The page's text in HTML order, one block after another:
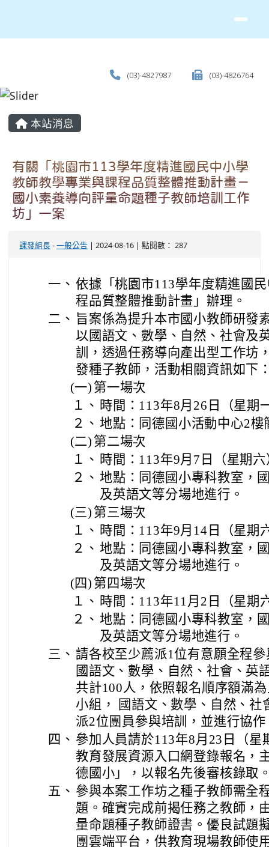
(03)-4827987 (03)-4826764
主內容區域
本站消息
有關「桃園市113學年度精進國民中小學
教師教學專業與課程品質整體推動計畫－
國小素養導向評量命題種子教師培訓工作
坊」一案
課發組長-一般公告 | 2024-08-16 | 點閱數： 287
一、 依據「桃園市113學年度精進國
程品質整體推動計畫」辦理。
二、 旨案係為提升本市國小教師研發
以國語文、數學、自然、社會及
訓，透過任務導向產出型工作坊
發種子教師，活動相關資訊如下
(一) 第一場次
１、 時間：113年8月26日（星期
２、 地點：同德國小活動中心2樓
(二) 第二場次
１、 時間：113年9月7日（星期
２、 地點：同德國小專科教室，
及英語文等分場地進行。
(三) 第三場次
１、 時間：113年9月14日（星期
２、 地點：同德國小專科教室，
及英語文等分場地進行。
(四) 第四場次
１、 時間：113年11月2日（星期
２、 地點：同德國小專科教室，
及英語文等分場地進行。
三、 請各校至少薦派1位有意願全程
國語文、數學、自然、社會、英
共計100人，依照報名順序額滿
小組， 國語文、數學、自然、社
派2位團員參與培訓，並進行協作
四、 參加人員請於113年8月23日（星
教育發展資源入口網登錄報名，
德國小」，以報名先後審核錄取
五、 參與本案工作坊之種子教師需全
題。確實完成前揭任務之教師，
量命題種子教師證書。優良試題
團雲端平台，供教育現場教師使